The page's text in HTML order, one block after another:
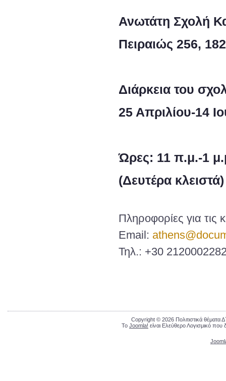
Ανωτάτη Σχολή
Πειραιώς 256,
Διάρκεια του
25 Απριλίου-14
Ώρες: 11 π.μ.-1
(Δευτέρα κλειστά)
Πληροφορίες για τις
Email:
Τηλ.: +30
Copyright © 2026 Πολιτιστικά θέματα
Το Joomla! είναι Ελεύθερο Λογισμικό που